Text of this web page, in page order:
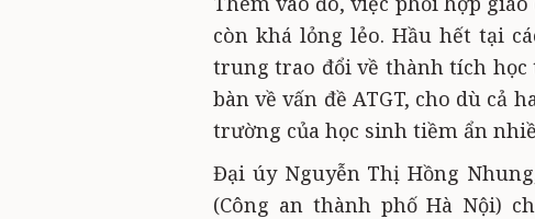
còn khá lỏng lẻo. Hầu hết tại
trung trao đổi về thành tích học
bàn về vấn đề ATGT, cho dù cả
trường của học sinh tiềm ẩn
Đại úy Nguyễn Thị Hồng
(Công an thành phố Hà Nội)